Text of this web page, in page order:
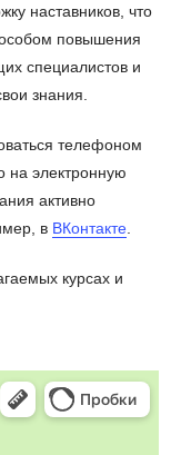
наставников, что
повышения
специалистов и
знания.
телефоном
на электронную
активно
в ВКонтакте
курсах и